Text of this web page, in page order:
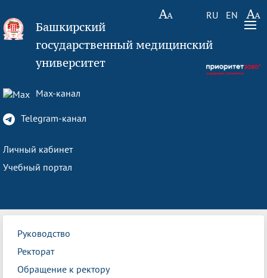
RU EN
Башкирский
государственный медицинский
университет
Max-канал
Telegram-канал
Личный кабинет
Учебный портал
Руководство
Ректорат
Обращение к ректору